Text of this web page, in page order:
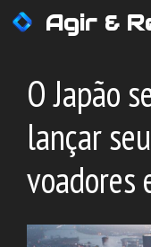
Saltar
para
conteúdo
Agir &
O Japão
lançar
voadores